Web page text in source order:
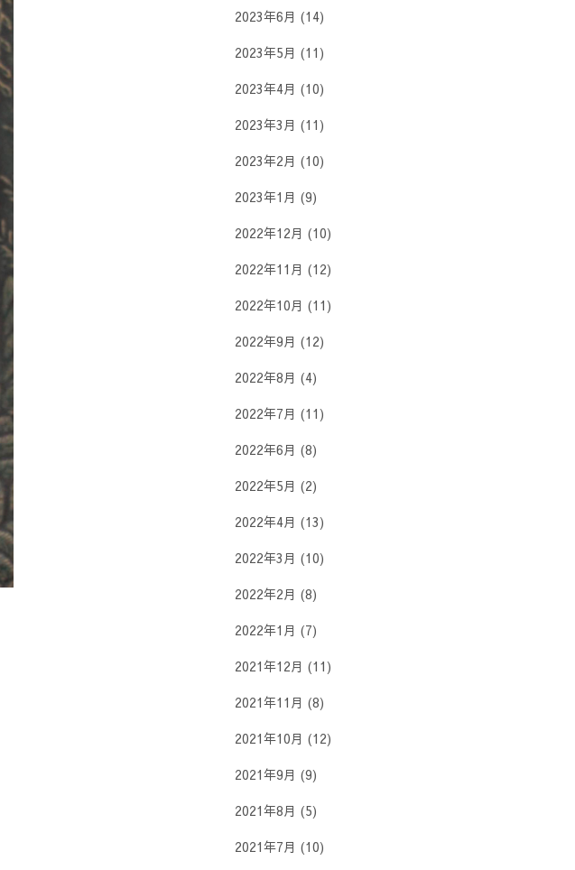
2023年6月 (14)
2023年5月 (11)
2023年4月 (10)
2023年3月 (11)
2023年2月 (10)
2023年1月 (9)
2022年12月 (10)
2022年11月 (12)
2022年10月 (11)
2022年9月 (12)
2022年8月 (4)
2022年7月 (11)
2022年6月 (8)
2022年5月 (2)
2022年4月 (13)
2022年3月 (10)
2022年2月 (8)
2022年1月 (7)
2021年12月 (11)
2021年11月 (8)
2021年10月 (12)
2021年9月 (9)
2021年8月 (5)
2021年7月 (10)